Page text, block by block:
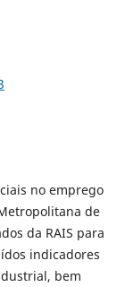
no emprego
de
da RAIS para
indicadores
bem